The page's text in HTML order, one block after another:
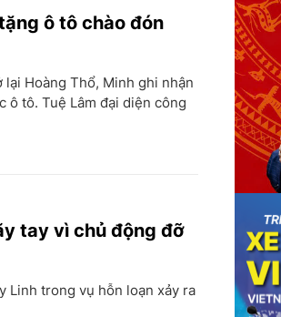
ô tô chào đón
Hoàng Thổ, Minh ghi nhận
ô tô. Tuệ Lâm đại diện công
tay vì chủ động đỡ
Linh trong vụ hỗn loạn xảy ra